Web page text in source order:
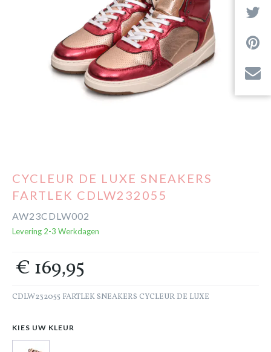
Contact
Next
CYCLEUR DE LUXE SNEAKERS
FARTLEK CDLW232055
AW23CDLW002
Levering 2-3 Werkdagen
€ 169,95
CDLW232055 FARTLEK SNEAKERS CYCLEUR DE LUXE
KIES UW KLEUR